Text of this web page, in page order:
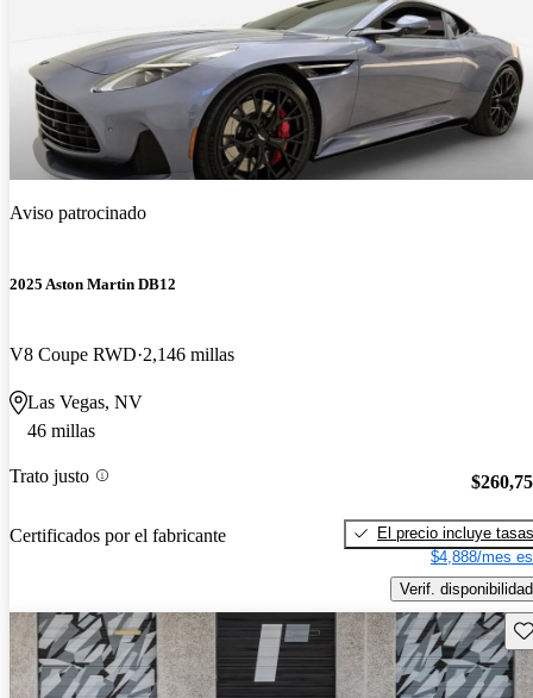
Aviso patrocinado
2025 Aston Martin DB12
V8 Coupe RWD 2,146 millas
Las Vegas, NV
46 millas
Trato justo
Certificados por el fabricante
El precio incluye tasas
$4,888/mes
Verif. disponibilidad